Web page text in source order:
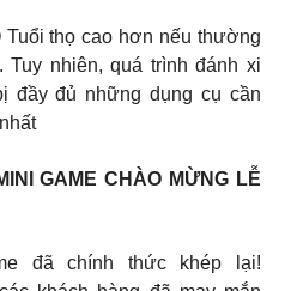
Tuổi thọ cao hơn nếu thường
Tuy nhiên, quá trình đánh xi
đầy đủ những dụng cụ cần
GAME CHÀO MỪNG LỄ
đã chính thức khép lại!